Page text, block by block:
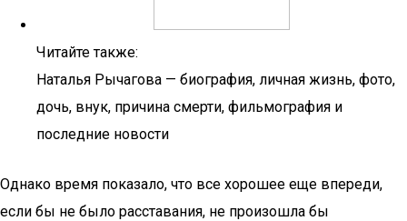
Читайте также:
Наталья Рычагова — биография, личная жизнь, фото,
дочь, внук, причина смерти, фильмография и
последние новости
Однако время показало, что все хорошее еще впереди,
если бы не было расставания, не произошла бы